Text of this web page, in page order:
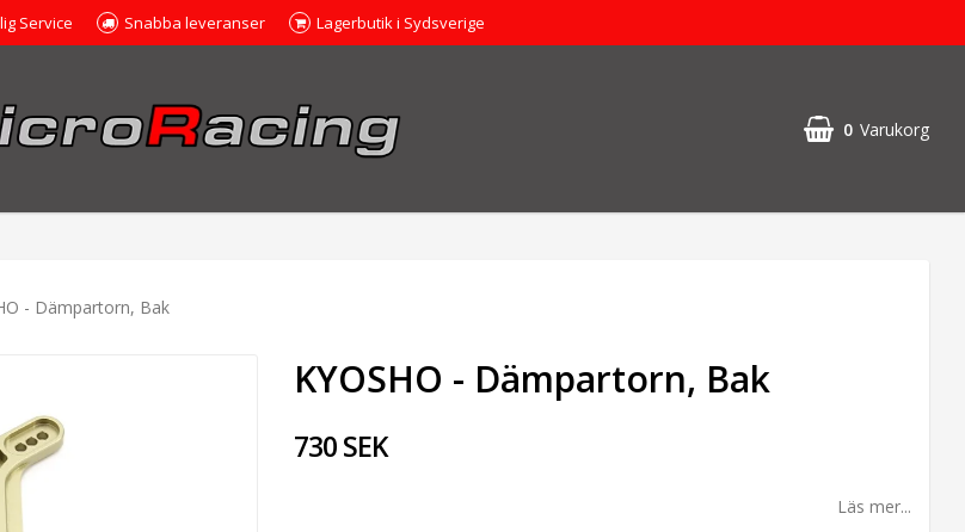
Service Snabba leveranser Lagerbutik i Sydsverige
0 Varukorg
- Dämpartorn, Bak
KYOSHO - Dämpartorn, Bak
730 SEK
Läs mer...